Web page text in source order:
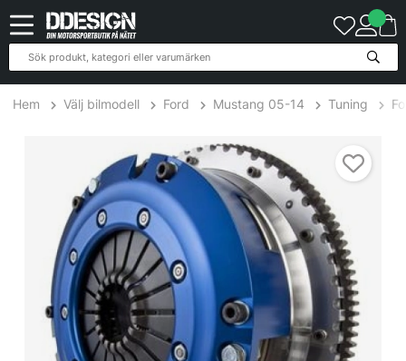
Hem Välj bilmodell Ford Mustang 05-14 Tuning
Ford Mustang 5.0L 11-12 SuperTwin (E-Trim) Kopplingskit SPEC